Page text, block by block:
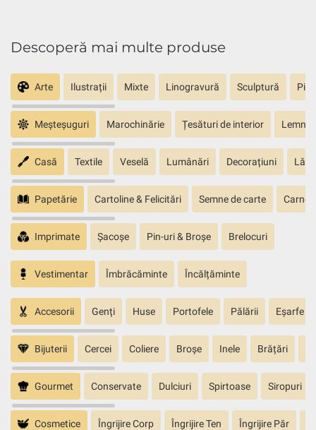
Descoperă mai multe produse
Arte Ilustrații Mixte Linogravură Sculptură
Meșteșuguri Marochinărie Țesături de interior Lemn
Casă Textile Veselă Lumânări Decorațiuni
Papetărie Cartoline & Felicitări Semne de carte
Imprimate Șacoșe Pin-uri & Broșe Brelocuri
Vestimentar Îmbrăcăminte Încălțăminte
Accesorii Genți Huse Portofele Pălării Eșarfe
Bijuterii Cercei Coliere Broșe Inele Brățări
Gourmet Conservate Dulciuri Spirtoase Siropuri
Cosmetice Îngrijire Corp Îngrijire Ten Îngrijire Păr